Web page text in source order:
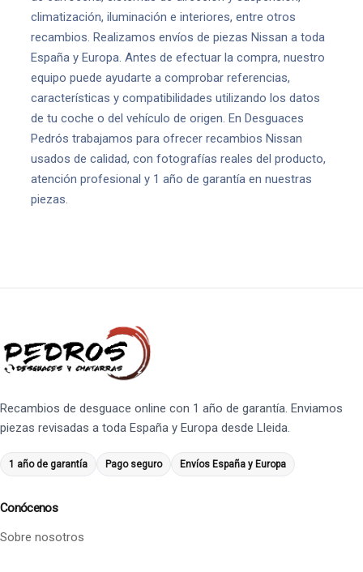
climatización, iluminación e interiores, entre otros
recambios. Realizamos envíos de piezas Nissan a toda
España y Europa. Antes de efectuar la compra, nuestro
equipo puede ayudarte a comprobar referencias,
características y compatibilidades utilizando los datos
de tu coche o del vehículo de origen. En Desguaces
Pedrós trabajamos para ofrecer recambios Nissan
usados de calidad, con fotografías reales del producto,
atención profesional y 1 año de garantía en nuestras
piezas.
Recambios de desguace online con 1 año de garantía. Enviamos
piezas revisadas a toda España y Europa desde Lleida.
1 año de garantía Pago seguro Envíos España y Europa
Conócenos
Sobre nosotros